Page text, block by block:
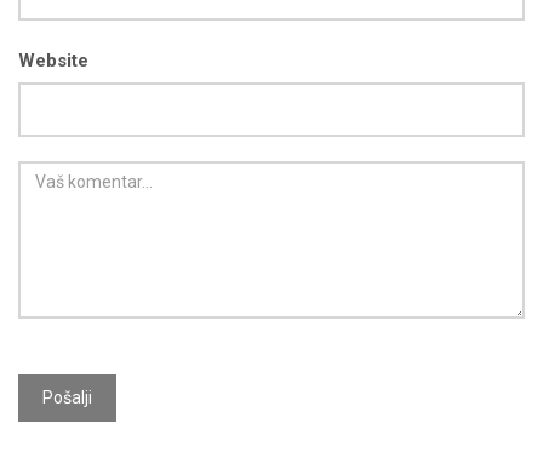
Website
Pošalji